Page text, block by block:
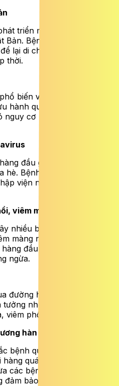
triển mạnh – trung gian
Bệnh có thể gây tổn
lại di chứng lâu dài hoặc tử
thời.
biến vào mùa đông,
hành quanh năm. Trẻ nhỏ
cơ biến chứng như
đầu gây tiêu chảy cấp ở
Bệnh có thể gây mất
viện nếu không xử lý kịp
viêm màng não)
nhiều bệnh nguy hiểm như
màng não. Đây là một
đầu gây tử vong ở trẻ
ngừa.
đường hô hấp, thường
nhẹ nhưng có thể gây
phổi hoặc viêm não.
hàn
bệnh qua đường tiêu hóa
quán, du lịch. Hai loại
các bệnh lây qua thực
bảo vệ sinh.